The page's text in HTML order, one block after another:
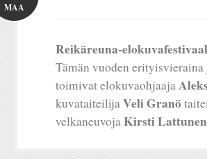
MAA
Reikäreuna-
Tämän vuoden
toimivat elokuvaohjaaja
kuvataiteilijaVeli Granö
velkaneuvojaKirsti Lattunen